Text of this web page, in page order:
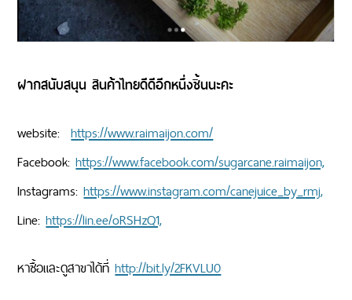
ฝากสนับสนุน สินค้าไทยดีดีอีกหนึ่งชิ้นนะคะ
website:https://www.raimaijon.com/
Facebook:https://www.facebook.com/sugarcane.raimaijon,
Instagrams:https://www.instagram.com/canejuice_by_rmj,
Line:https://lin.ee/oRSHzQ1,
หาซื้อและดูสาขาได้ที่http://bit.ly/2FKVLU0